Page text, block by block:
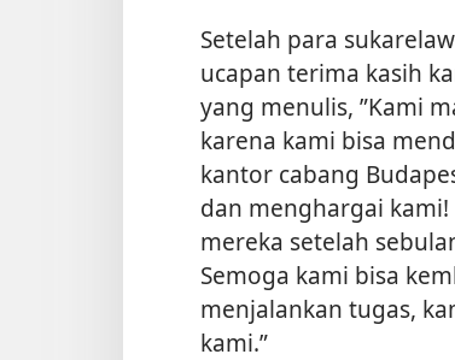
Setelah para
ucapan terima kasih
yang menulis, ”Kami
karena kami bisa
kantor cabang
dan menghargai
mereka setelah
Semoga kami bisa
menjalankan tugas,
kami.”